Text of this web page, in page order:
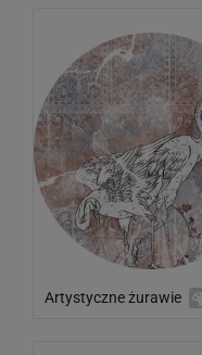
Artystyczne żurawie